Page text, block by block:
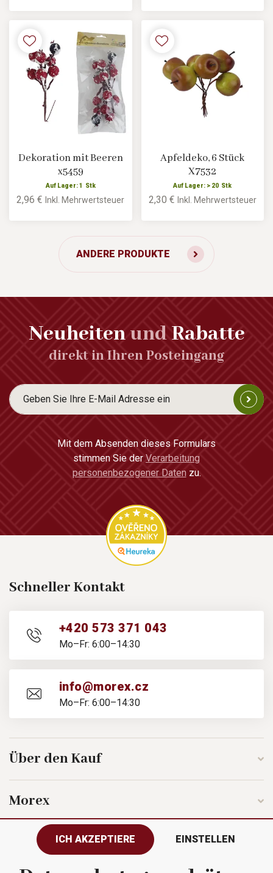
Dekoration mit Beeren
x5459
Auf Lager: 1 Stk
2,96 €Inkl. Mehrwertsteuer
Apfeldeko, 6 Stück
X7532
Auf Lager: > 20 Stk
2,30 € Inkl. Mehrwertsteuer
ANDERE PRODUKTE
NeuheitenundRabatte
direkt in Ihren Posteingang
Mit dem Absenden dieses Formulars
stimmen Sie der Verarbeitung
personenbezogener Daten zu.
Schneller Kontakt
+420 573 371 043
Mo–Fr: 6:00–14:30
info@morex.cz
Mo–Fr: 6:00–14:30
Über den Kauf
Morex
Folgen Sie uns
ICH AKZEPTIERE EINSTELLEN